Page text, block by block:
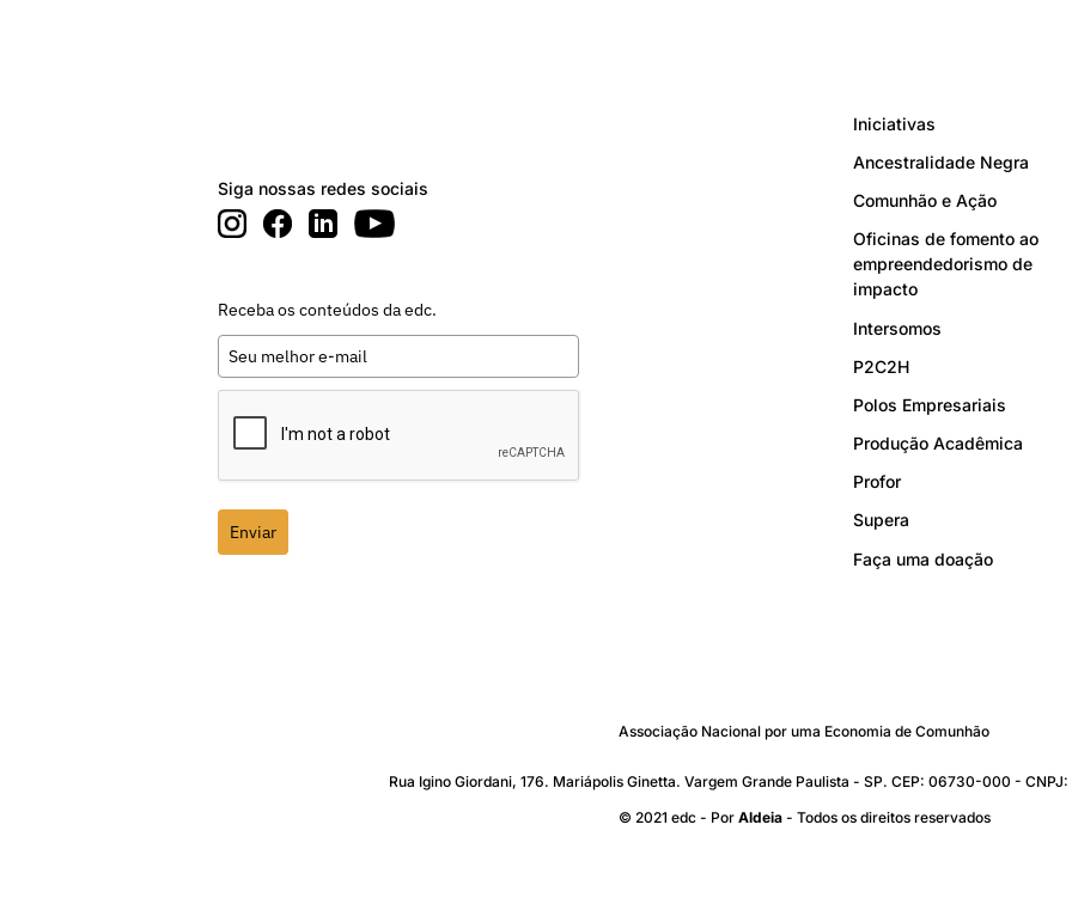
Siga nossas redes sociais
Receba os conteúdos da edc.
Enviar
Iniciativas
Ancestralidade Negra
Comunhão e Ação
Oficinas de fomento ao
empreendedorismo de
impacto
Intersomos
P2C2H
Polos Empresariais
Produção Acadêmica
Profor
Supera
Faça uma doação
Associação Nacional por uma Economia de Comunhão
Rua Igino Giordani, 176. Mariápolis Ginetta. Vargem Grande Paulista - SP. CEP: 06730-000 -
© 2021 edc - Por Aldeia- Todos os direitos reservados